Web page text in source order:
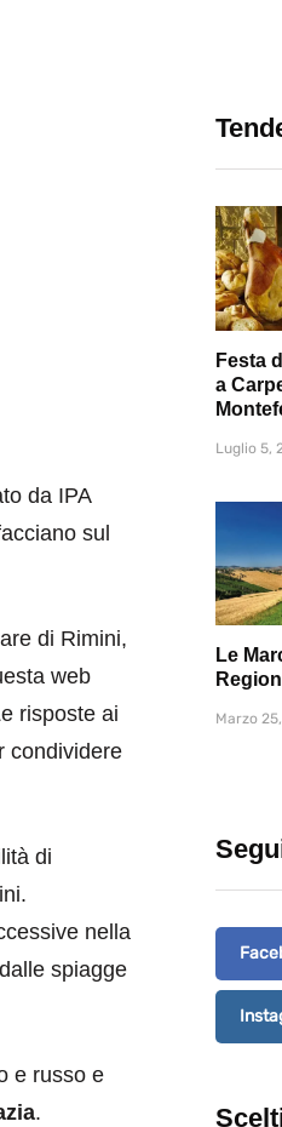
da IPA
sul
di Rimini,
web
risposte ai
condividere
di
nella
spiagge
e russo e
.
Festa
a
Luglio 5,
Le
Marzo